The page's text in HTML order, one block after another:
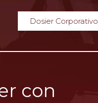
Dosier Corporativo
con